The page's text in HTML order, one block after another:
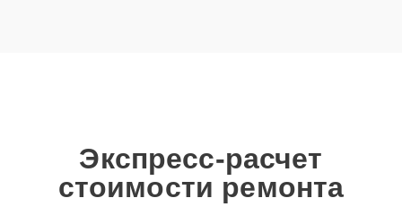
Экспресс-расчет
стоимости ремонта